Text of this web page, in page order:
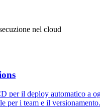
nel cloud
per il deploy automatico a
per i team e il versionamento.